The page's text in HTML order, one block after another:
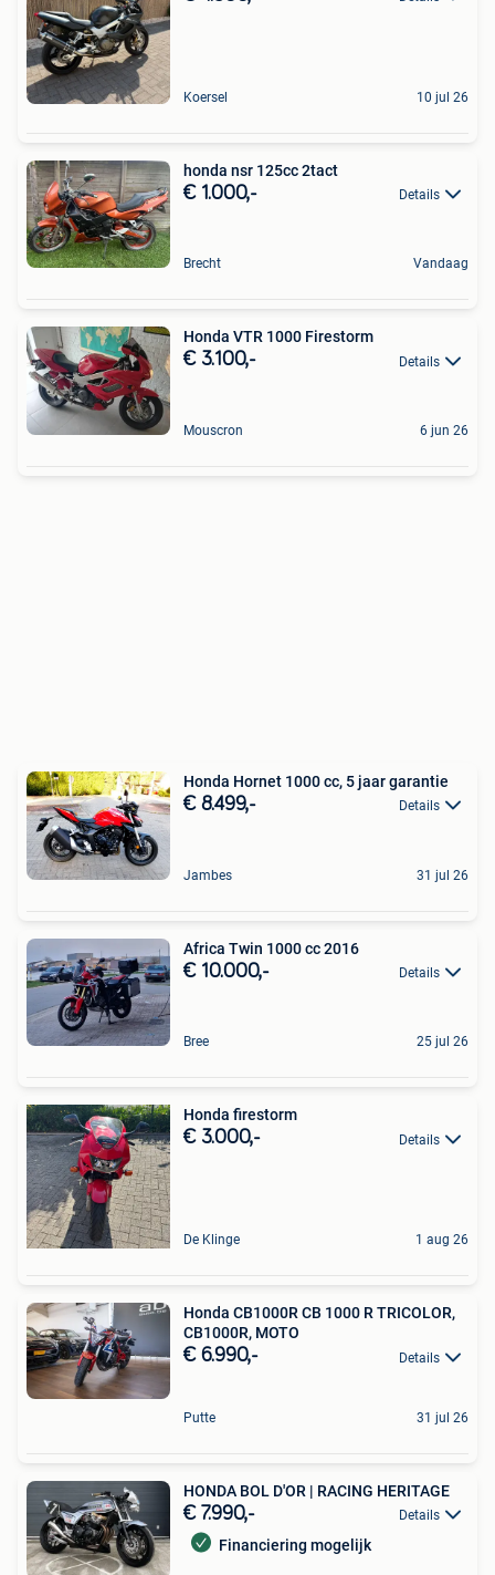
Koersel 10 jul 26
honda nsr 125cc 2tact
€ 1.000,- Details
Brecht Vandaag
Honda VTR 1000 Firestorm
€ 3.100,- Details
Mouscron 6 jun 26
Honda Hornet 1000 cc, 5 jaar garantie
€ 8.499,- Details
Jambes 31 jul 26
Africa Twin 1000 cc 2016
€ 10.000,- Details
Bree 25 jul 26
Honda firestorm
€ 3.000,- Details
De Klinge 1 aug 26
Honda CB1000R CB 1000 R TRICOLOR,
CB1000R, MOTO
€ 6.990,- Details
Putte 31 jul 26
HONDA BOL D'OR | RACING HERITAGE
€ 7.990,- Details
Financiering mogelijk